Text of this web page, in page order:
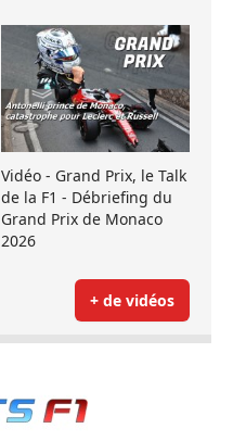
Vidéo - Grand Prix, le Talk
de la F1 - Débriefing du
Grand Prix de Monaco
2026
+ de vidéos